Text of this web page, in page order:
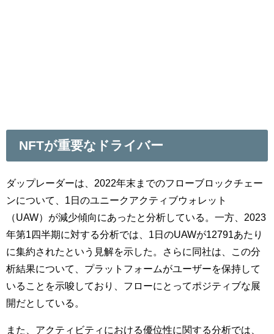
NFTが重要なドライバー
ダップレーダーは、2022年末までのフローブロックチェー
ンについて、1日のユニークアクティブウォレット
（UAW）が減少傾向にあったと分析している。一方、2023
年第1四半期に対する分析では、1日のUAWが12791あたり
に集約されたという見解を示した。さらに同社は、この分
析結果について、プラットフォームがユーザーを保持して
いることを示唆しており、フローにとってポジティブな展
開だとしている。
また、アクティビティにおける優位性に関する分析では、